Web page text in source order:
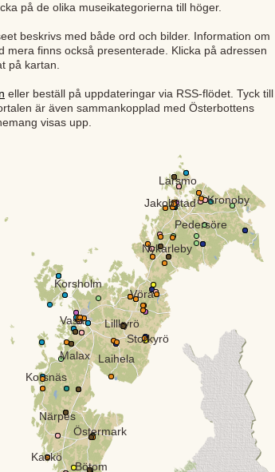
på de olika museikategorierna till höger.
beskrivs med både ord och bilder. Information om
finns också presenterade. Klicka på adressen
på kartan.
eller beställ på uppdateringar via RSS-flödet. Tyck till
är även sammankopplad med Österbottens
visas upp.
Larsmo
Jakobstad
Kronoby
Pedersöre
Nykarleby
Vörå
Storkyrö
Lillkyrö
Laihela
Korsholm
Malax
Korsnäs
Närpes
Östermark
Bötom
Kaskö
Vasa